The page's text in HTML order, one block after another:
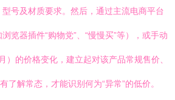
号及材质要求。然后，通过主流电商平台
览器插件“购物党”、“慢慢买”等），或手动
）的价格变化，建立起对该产品常规售价、
了解常态，才能识别何为“异常”的低价。